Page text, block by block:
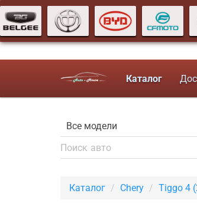
Каталог
Каталог Chery Tiggo 4